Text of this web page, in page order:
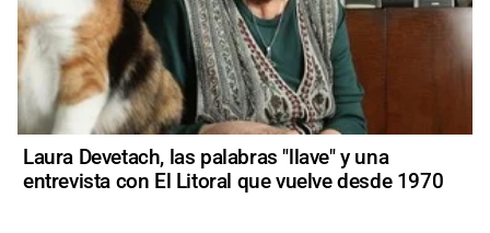
Laura Devetach, las palabras "llave" y una
entrevista con El Litoral que vuelve desde 1970